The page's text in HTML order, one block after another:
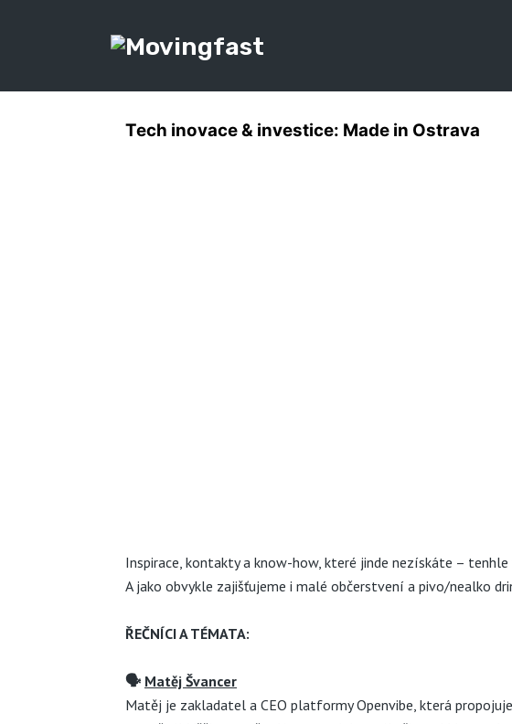
Tech inovace & investice: Made in Ostrava
Inspirace, kontakty a know-how, které jinde nezískáte –
A jako obvykle zajišťujeme i malé občerstvení a pivo/nealko
ŘEČNÍCI A TÉMATA:
🗣 Matěj Švancer
Matěj je zakladatel a CEO platformyOpenvibe, která